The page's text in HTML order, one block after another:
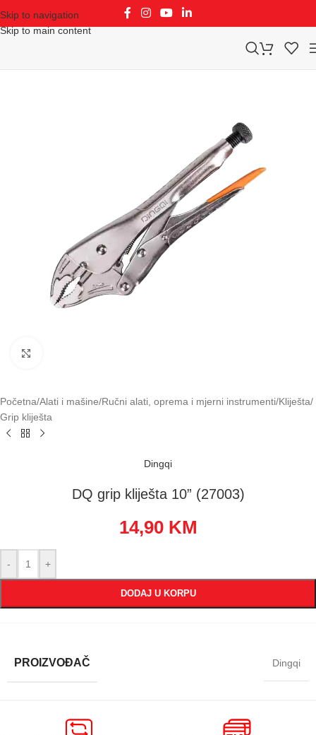
Skip to navigation
Skip to main content
Početna/Alati i mašine/Ručni alati, oprema i mjerni instrumenti/Kliješta/
Grip kliješta
Dingqi
DQ grip kliješta 10” (27003)
14,90 KM
- +
DODAJ U KORPU
PROIZVOĐAČ Dingqi